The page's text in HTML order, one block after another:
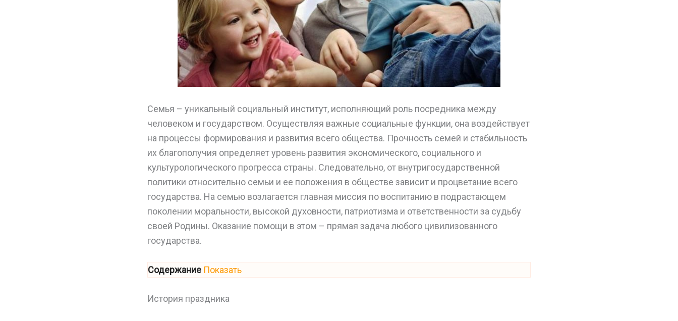
Семья – уникальный социальный институт, исполняющий роль посредника между
человеком и государством. Осуществляя важные социальные функции, она воздействует
на процессы формирования и развития всего общества. Прочность семей и стабильность
их благополучия определяет уровень развития экономического, социального и
культурологического прогресса страны. Следовательно, от внутригосударственной
политики относительно семьи и ее положения в обществе зависит и процветание всего
государства. На семью возлагается главная миссия по воспитанию в подрастающем
поколении моральности, высокой духовности, патриотизма и ответственности за судьбу
своей Родины. Оказание помощи в этом – прямая задача любого цивилизованного
государства.
Содержание Показать
История праздника